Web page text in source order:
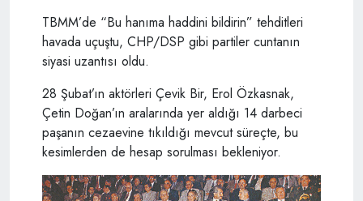
TBMM’de “Bu hanıma haddini bildirin” tehditleri
havada uçuştu, CHP/DSP gibi partiler cuntanın
siyasi uzantısı oldu.
28 Şubat’ın aktörleri Çevik Bir, Erol Özkasnak,
Çetin Doğan’ın aralarında yer aldığı 14 darbeci
paşanın cezaevine tıkıldığı mevcut süreçte, bu
kesimlerden de hesap sorulması bekleniyor.